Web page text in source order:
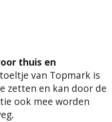
thuis en
van Topmark is
zetten en kan door de
ook mee worden